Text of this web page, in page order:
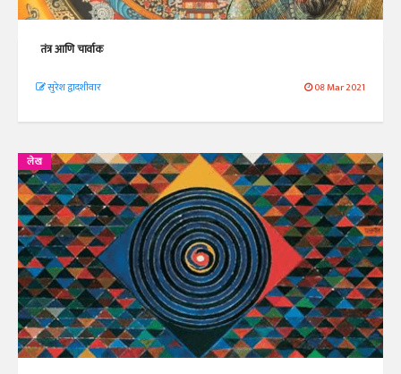
तंत्र आणि चार्वाक
सुरेश द्वादशीवार 08 Mar 2021
लेख